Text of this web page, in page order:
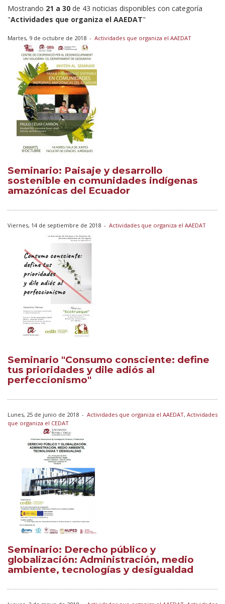
Mostrando 21 a 30 de 43 noticias disponibles con categoría
"Actividades que organiza el AAEDAT"
Martes, 9 de octubre de 2018 - Actividades que organiza el AAEDAT
Seminario: Paisaje y desarrollo
sostenible en comunidades indígenas
amazónicas del Ecuador
Viernes, 14 de septiembre de 2018 - Actividades que organiza el AAEDAT
Seminario "Consumo consciente: define
tus prioridades y dile adiós al
perfeccionismo"
Lunes, 25 de junio de 2018 - Actividades que organiza el AAEDAT, Actividades
que organiza el CEDAT
Seminario: Derecho público y
globalización: Administración, medio
ambiente, tecnologías y desigualdad